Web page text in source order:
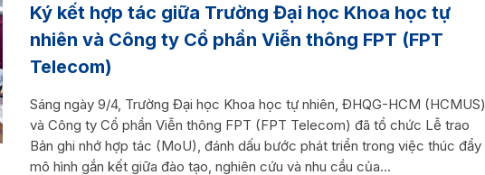
Ký kết hợp tác giữa Trường Đại học Khoa học tự
nhiên và Công ty Cổ phần Viễn thông FPT (FPT
Telecom)
Sáng ngày 9/4, Trường Đại học Khoa học tự nhiên, ĐHQG-HCM (HCMUS)
và Công ty Cổ phần Viễn thông FPT (FPT Telecom) đã tổ chức Lễ trao
Bản ghi nhớ hợp tác (MoU), đánh dấu bước phát triển trong việc thúc đẩy
mô hình gắn kết giữa đào tạo, nghiên cứu và nhu cầu của...